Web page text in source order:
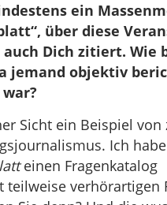
ein
über diese
Dich zitiert. Wie
jemand objektiv
Sicht ein Beispiel von
Ich
einen Fragenkatalog
teilweise verhörartigen